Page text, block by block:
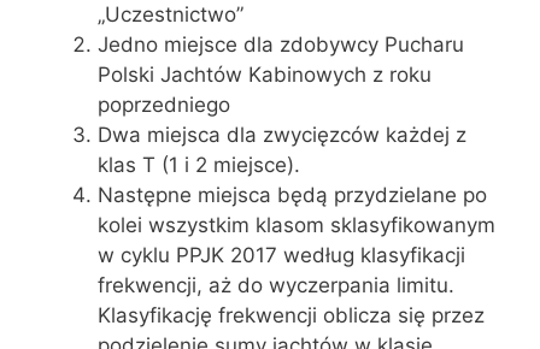
„Uczestnictwo”
Jedno miejsce dla zdobywcy Pucharu
Polski Jachtów Kabinowych z roku
poprzedniego
Dwa miejsca dla zwycięzców każdej z
klas T (1 i 2 miejsce).
Następne miejsca będą przydzielane po
kolei wszystkim klasom sklasyfikowanym
w cyklu PPJK 2017 według klasyfikacji
frekwencji, aż do wyczerpania limitu.
Klasyfikację frekwencji oblicza się przez